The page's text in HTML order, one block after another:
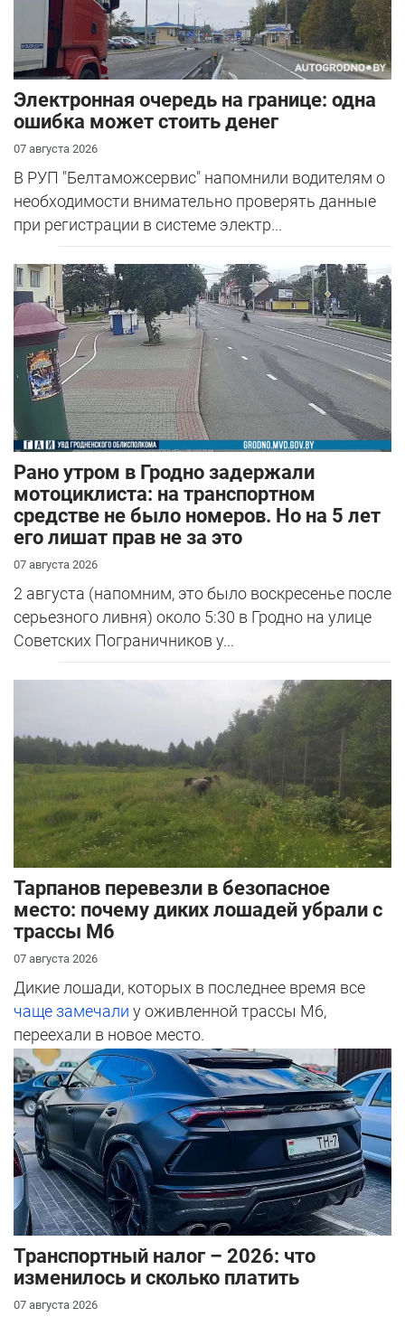
Электронная очередь на границе: одна
ошибка может стоить денег
07 августа 2026
В РУП "Белтаможсервис" напомнили водителям о
необходимости внимательно проверять данные
при регистрации в системе электр...
Рано утром в Гродно задержали
мотоциклиста: на транспортном
средстве не было номеров. Но на 5 лет
его лишат прав не за это
07 августа 2026
2 августа (напомним, это было воскресенье после
серьезного ливня) около 5:30 в Гродно на улице
Советских Пограничников у...
Тарпанов перевезли в безопасное
место: почему диких лошадей убрали с
трассы М6
07 августа 2026
Дикие лошади, которых в последнее время все
чаще замечали у оживленной трассы М6,
переехали в новое место.
Транспортный налог – 2026: что
изменилось и сколько платить
07 августа 2026